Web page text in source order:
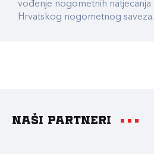
vođenje nogometnih natjecanja
Hrvatskog nogometnog saveza.
Naši partneri